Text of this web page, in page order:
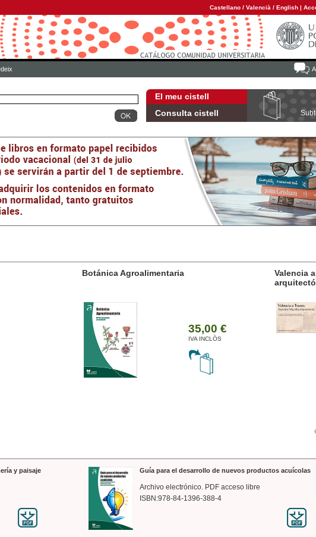
Castellano / Valencià / English |
El meu cistell
Consulta cistell
Valencia a trazos: expresión poligráfica
y paisaje Guía para el desarrollo de nuevos productos acuícolas
Archivo electrónico. PDF acceso libre
ISBN:978-84-1396-388-4